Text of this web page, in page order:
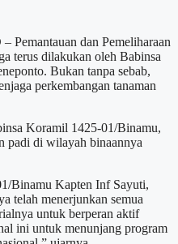
dan Pemeliharaan
terus dilakukan oleh Babinsa
Bukan tanpa sebab,
perkembangan tanaman
Koramil 1425-01/Binamu,
padi di wilayah binaannya
Binamu Kapten Inf Sayuti,
telah menerjunkan semua
untuk berperan aktif
ini untuk menunjang program